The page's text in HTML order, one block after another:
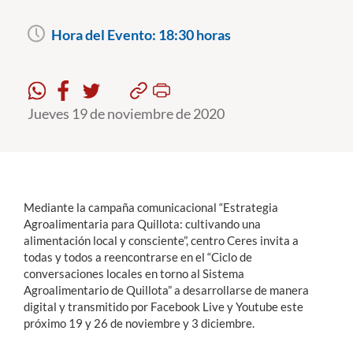
Postgrado
Formación Continua
Funcionarios
Alumni
English
Hora del Evento: 18:30 horas
Jueves 19 de noviembre de 2020
Mediante la campaña comunicacional “Estrategia
Agroalimentaria para Quillota: cultivando una
alimentación local y consciente”, centro Ceres invita a
todas y todos a reencontrarse en el “Ciclo de
conversaciones locales en torno al Sistema
Agroalimentario de Quillota” a desarrollarse de manera
digital y transmitido por Facebook Live y Youtube este
próximo 19 y 26 de noviembre y 3 diciembre.